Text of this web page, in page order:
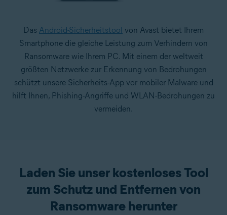
Das Android-Sicherheitstool von Avast bietet Ihrem
Smartphone die gleiche Leistung zum Verhindern von
Ransomware wie Ihrem PC. Mit einem der weltweit
größten Netzwerke zur Erkennung von Bedrohungen
schützt unsere Sicherheits-App vor mobiler Malware und
hilft Ihnen, Phishing-Angriffe und WLAN-Bedrohungen zu
vermeiden.
Laden Sie unser kostenloses Tool
zum Schutz und Entfernen von
Ransomware herunter